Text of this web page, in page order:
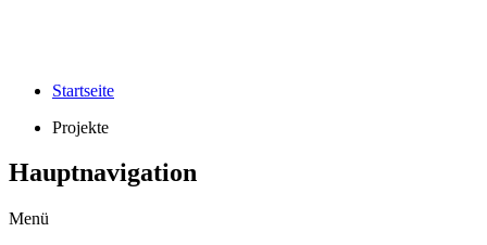
Startseite
Projekte
Hauptnavigation
Menü